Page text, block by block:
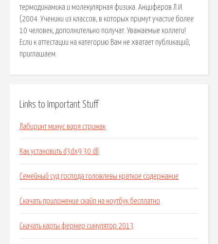
термодинамика и молекулярная физика. Анциферов Л.И.
(2004. Ученики из классов, в которых примут участие более
10 человек, дополнительно получат. Уважаемые коллеги!
Если к аттестации на категорию Вам не хватает публикаций,
приглашаем.
Links to Important Stuff
Лабиринт минус варя стрижак
Как установить d3dx9 30 dll
Семейный суд господа головлевы краткое содержание
Скачать приложение скайп на ноутбук бесплатно
Скачать карты фермер симулятор 2013